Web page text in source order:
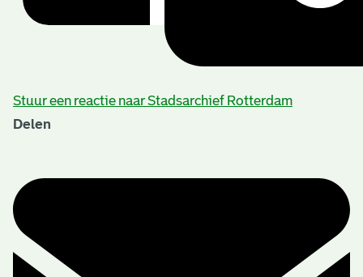
Stuur een reactie naar Stadsarchief Rotterdam
Delen